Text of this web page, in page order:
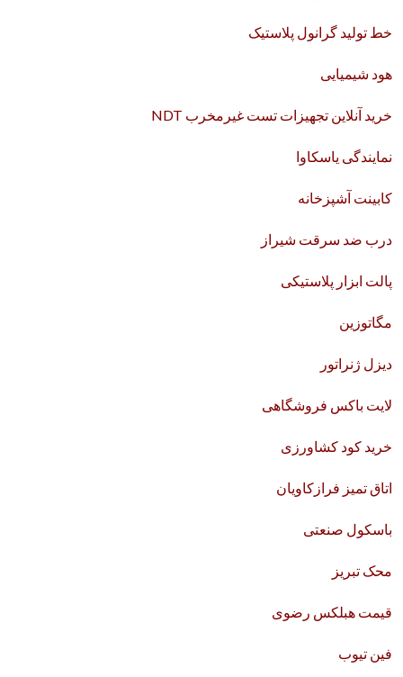
خط تولید گرانول پلاستیک
هود شیمیایی
خرید آنلاین تجهیزات تست غیرمخرب NDT
نمایندگی یاسکاوا
کابینت آشپزخانه
درب ضد سرقت شیراز
پالت ابزار پلاستیکی
مگاتوزین
دیزل ژنراتور
لایت باکس فروشگاهی
خرید کود کشاورزی
اتاق تمیز فرازکاویان
باسکول صنعتی
محک تبریز
قیمت هبلکس رضوی
فین تیوب